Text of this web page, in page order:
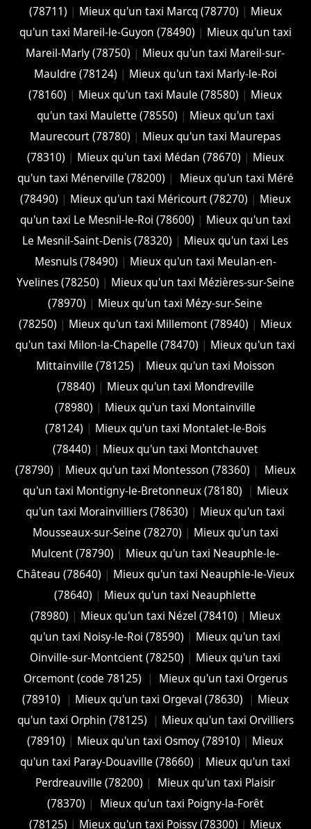
(78711) | Mieux qu'un taxi Marcq (78770) | Mieux
qu'un taxi Mareil-le-Guyon (78490) | Mieux qu'un taxi
Mareil-Marly (78750) | Mieux qu'un taxi Mareil-sur-
Mauldre (78124) | Mieux qu'un taxi Marly-le-Roi
(78160) | Mieux qu'un taxi Maule (78580) | Mieux
qu'un taxi Maulette (78550) | Mieux qu'un taxi
Maurecourt (78780) | Mieux qu'un taxi Maurepas
(78310) | Mieux qu'un taxi Médan (78670) | Mieux
qu'un taxi Ménerville (78200) |
Mieux qu'un taxi Méré
(78490) | Mieux qu'un taxi Méricourt (78270) | Mieux
qu'un taxi Le Mesnil-le-Roi (78600) | Mieux qu'un taxi
Le Mesnil-Saint-Denis (78320) | Mieux qu'un taxi Les
Mesnuls (78490) | Mieux qu'un taxi Meulan-en-
Yvelines (78250) | Mieux qu'un taxi Mézières-sur-Seine
(78970) | Mieux qu'un taxi Mézy-sur-Seine
(78250) | Mieux qu'un taxi Millemont (78940) | Mieux
qu'un taxi Milon-la-Chapelle (78470) | Mieux qu'un taxi
Mittainville (78125) | Mieux qu'un taxi Moisson
(78840) | Mieux qu'un taxi Mondreville
(78980) | Mieux qu'un taxi Montainville
(78124) | Mieux qu'un taxi Montalet-le-Bois
(78440) | Mieux qu'un taxi Montchauvet
(78790) | Mieux qu'un taxi Montesson (78360) |
Mieux
qu'un taxi Montigny-le-Bretonneux (78180)
| Mieux
qu'un taxi Morainvilliers (78630) | Mieux qu'un taxi
Mousseaux-sur-Seine (78270) | Mieux qu'un taxi
Mulcent (78790) | Mieux qu'un taxi Neauphle-le-
Château (78640) | Mieux qu'un taxi Neauphle-le-Vieux
(78640) | Mieux qu'un taxi Neauphlette
(78980) | Mieux qu'un taxi Nézel (78410) | Mieux
qu'un taxi Noisy-le-Roi (78590) | Mieux qu'un taxi
Oinville-sur-Montcient (78250) | Mieux qu'un taxi
Orcemont (code 78125)
|
Mieux qu'un taxi Orgerus
(78910)
| Mieux qu'un taxi Orgeval (78630) | Mieux
qu'un taxi Orphin (78125)
| Mieux qu'un taxi Orvilliers
(78910) | Mieux qu'un taxi Osmoy (78910) | Mieux
qu'un taxi Paray-Douaville (78660) | Mieux qu'un taxi
Perdreauville (78200) |
Mieux qu'un taxi Plaisir
(78370) |
Mieux qu'un taxi Poigny-la-Forêt
(78125) | Mieux qu'un taxi Poissy (78300) | Mieux